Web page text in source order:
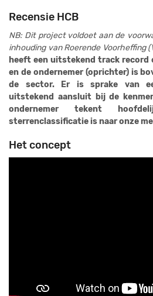
Recensie HCB
NB: Dit project voldoet aan de
inhouding van Roerende Voorheffing
heeft een uitstekend track record
en de ondernemer (oprichter) is
de sector. Er is sprake van
uitstekend aansluit bij de
ondernemer tekent
sterrenclassificatie is naar onze
Het concept